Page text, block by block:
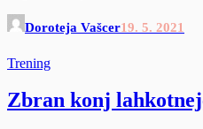
Doroteja Vašcer19. 5. 2021
Trening
Zbran konj